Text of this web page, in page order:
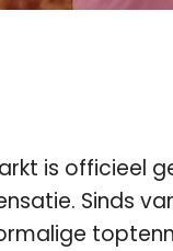
is officieel
Sinds